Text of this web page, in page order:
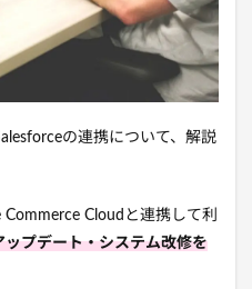
の連携について、解説
Cloudと連携して利
ップデート・システム改修を